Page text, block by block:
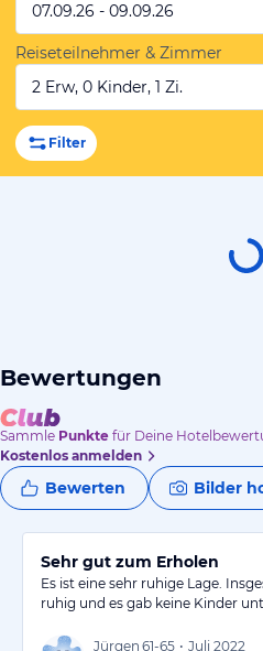
07.09.26 - 09.09.26
Reiseteilnehmer & Zimmer
2 Erw, 0 Kinder, 1 Zi.
Filter
Bewertungen
Sammle Punkte für Deine
Kostenlos anmelden
Bewerten Bilder
Sehr gut zum Erholen
Es ist eine sehr ruhige Lage.
ruhig und es gab keine Kinder
Jürgen 61-65 • Juli 2022